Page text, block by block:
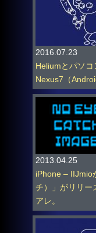
2016.07.23
Heliumとパソ
Nexus7（
2013.04.25
iPhone – IIJmio
チ）」がリリー
アレ。